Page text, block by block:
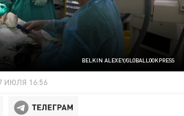
BELKIN ALEXEY/GLOBALLOOKPRESS
ИЮЛЯ 16:56